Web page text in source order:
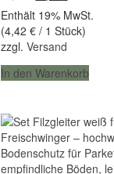
war:
19,64 €
ist:
17,68 €.
Enthält 19% MwSt.
(4,42€ / 1 Stück)
zzgl.Versand
In den Warenkorb